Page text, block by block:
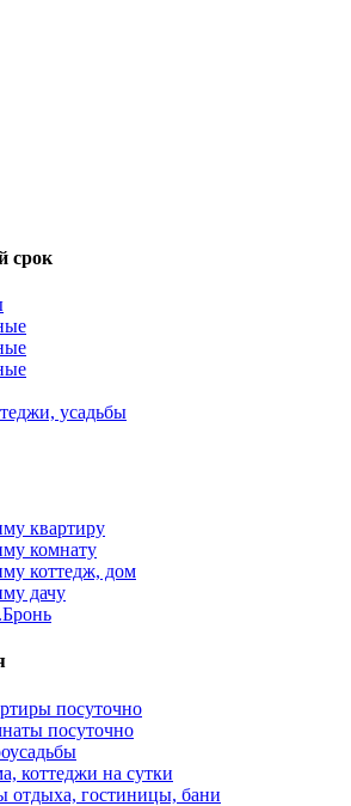
срок
усадьбы
квартиру
комнату
коттедж, дом
дачу
посуточно
посуточно
коттеджи на сутки
отдыха, гостиницы, бани